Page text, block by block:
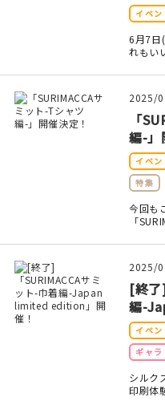
イベント
印刷見本
本
文房具
イベ
6月7日
れもい
2025/
「
編-」
イベ
特集
今回も
「
2025/
[終了
編-
イベ
ギャラ
シルク
印刷体